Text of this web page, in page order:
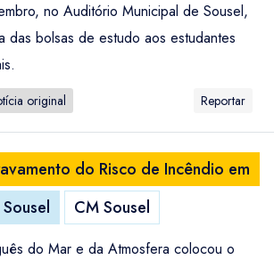
no Auditório Municipal de Sousel,
das bolsas de estudo aos estudantes
original Reportar
do Risco de Incêndio em
Sousel CM Sousel
do Mar e da Atmosfera colocou o